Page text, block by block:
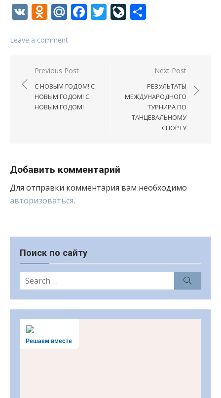
VK Odnoklassniki
Mail.Ru
Facebook
TwitterLiveJournal
Leave a comment
Навигация
по
записям
Previous Post
С НОВЫМ ГОДОМ! С
НОВЫМ ГОДОМ! С
НОВЫМ ГОДОМ!
Next Post
РЕЗУЛЬТАТЫ
МЕЖДУНАРОДНОГО
ТУРНИРА ПО
ТАНЦЕВАЛЬНОМУ
СПОРТУ
Добавить комментарий
Для отправки комментария вам необходимо
авторизоваться.
Поиск по сайту
Search
for:
Решаем вместе